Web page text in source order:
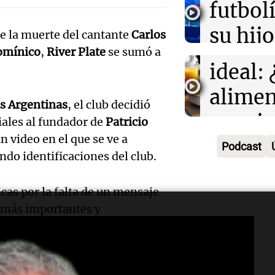
la muerte del cantante Carlos
, River Plate se sumó a
Argentinas, el club decidió
al fundador de Patricio
video en el que se ve a
identificaciones del club.
por la falta de un mensaje
importantes y
las redes sociales de
algo
Una
Episodios
su
futuro
Panorama
Episodios
del
ideal:
Una
Audio.
con el
Audio.
de la
Podcast